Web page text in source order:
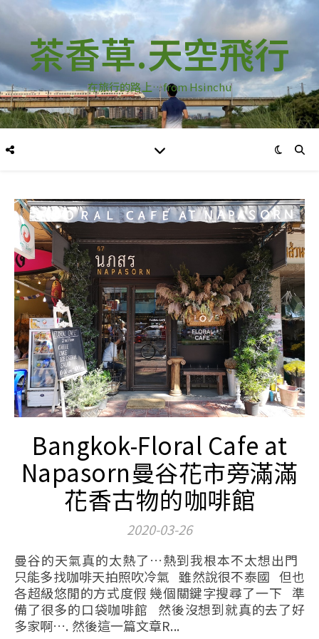
茶香草.天空飛行
在旅行的路上…from Hsinchu
Bangkok-Floral Cafe at
Napasorn曼谷花市旁滿滿
花香古物的咖啡館
2020-03-26
曼谷的天氣真的太熱了…熱到我根本不太想出門
只能多找咖啡天拍照吹冷氣 雖然說很不泰國 但也
各超級悠閒的方式度假 幾個關鍵字搜尋了一下 準
備了很多的口袋咖啡館 然後沒想到就真的去了好
多家啊…. 然後這一篇文章R...